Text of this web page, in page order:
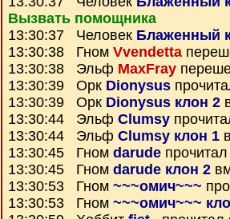
Вызвать помощника
13:30:37 Человек Блаженный
13:30:38 Гном Vvendetta
13:30:38 Эльф MaxFray
13:30:39 Орк Dionysus
13:30:39 Орк Dionysus клон 2
13:30:44 Эльф Clumsy
13:30:44 Эльф Clumsy клон 1
13:30:45 Гном darude
13:30:45 Гном darude клон 2
13:30:53 Гном ~~~омич~~~
13:30:53 Гном ~~~омич~~~